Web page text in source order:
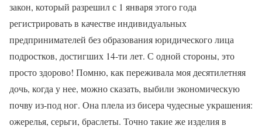
закон, который разрешил с 1 января этого года
регистрировать в качестве индивидуальных
предпринимателей без образования юридического лица
подростков, достигших 14-ти лет. С одной стороны, это
просто здорово! Помню, как переживала моя десятилетняя
дочь, когда у нее, можно сказать, выбили экономическую
почву из-под ног. Она плела из бисера чудесные украшения:
ожерелья, серьги, браслеты. Точно такие же изделия в